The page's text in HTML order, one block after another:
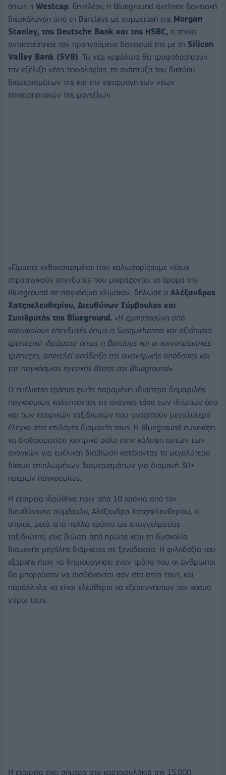
όπως η Westcap. Επιπλέον, η Blueground άντλησε δανειακή
διευκόλυνση από τη Barclays με συμμετοχή της Morgan
Stanley, της Deutsche Bank και της HSBC, η οποία
αντικατέστησε τον προηγούμενο δανεισμό της με τη Silicon
Valley Bank (SVB). Τα νέα κεφάλαια θα τροφοδοτήσουν
την εξέλιξη νέας τεχνολογίας, τη ανάπτυξη του δικτύου
διαμερισμάτων της και την εφαρμογή των νέων
επιχειρησιακών της μοντέλων.
«Είμαστε ενθουσιασμένοι που καλωσορίζουμε νέους
στρατηγικούς επενδυτές που μοιράζονται το όραμα της
Blueground σε παγκόσμια κλίμακα», δήλωσε ο Αλέξανδρος
Χατζηελευθερίου, Διευθύνων Σύμβουλος και
Συνιδρυτής της Blueground. «Η εμπιστοσύνη από
κορυφαίους επενδυτές όπως η Susquehanna και αξιόπιστα
τραπεζικά ιδρύματα όπως η Barclays και οι κοινοπρακτικές
τράπεζες, αποτελεί απόδειξη της οικονομικής απόδοσης και
της παγκόσμιας ηγετικής θέσης της Blueground».
Ο ευέλικτος τρόπος ζωής παραμένει ιδιαίτερα δημοφιλής
παγκοσμίως καλύπτοντας τις ανάγκες τόσο των ιδιωτών όσο
και των εταιρικών ταξιδιωτών που αναζητούν μεγαλύτερο
έλεγχο στις επιλογές διαμονής τους. Η Blueground συνεχίζει
να διαδραματίζει κεντρικό ρόλο στην κάλυψη αυτών των
αναγκών για ευέλικτη διαβίωση κατέχοντας το μεγαλύτερο
δίκτυο επιπλωμένων διαμερισμάτων για διαμονή 30+
ημερών παγκοσμίως.
Η εταιρεία ιδρύθηκε πριν από 10 χρόνια από τον
διευθύνοντα σύμβουλο, Αλέξανδρο Χατζηελευθερίου, ο
οποίος, μετά από πολλά χρόνια ως επαγγελματίας
ταξιδιώτης, είχε βιώσει από πρώτο χέρι τη δυσκολία
διαμονής μεγάλης διάρκειας σε ξενοδοχεία. Η φιλοδοξία του
εξαρχής ήταν να δημιουργήσει έναν τρόπο που οι άνθρωποι
θα μπορούσαν να αισθάνονται σαν στο σπίτι τους, και
παράλληλα να είναι ελεύθεροι να εξερευνήσουν τον κόσμο
γύρω τους.
Η εταιρεία έχει σήμερα στο χαρτοφυλάκιό της 15.000